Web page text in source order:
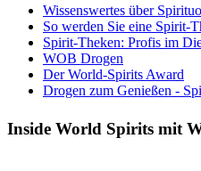
Wissenswertes über
So werden Sie eine Spirit-
Spirit-Theken: Profis im
WOB Drogen
Der World-Spirits Award
Drogen zum Genießen -
Inside World Spirits mit